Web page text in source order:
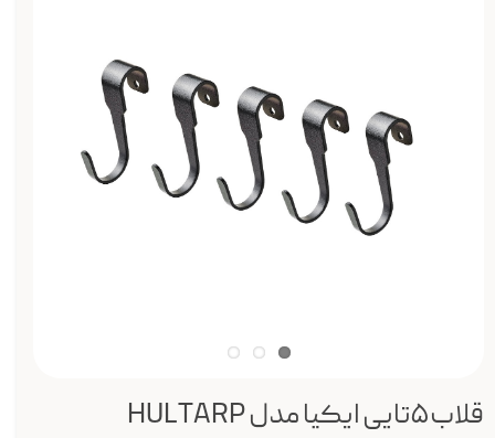
قلاب۵تایی ایکیا مدل HULTARP